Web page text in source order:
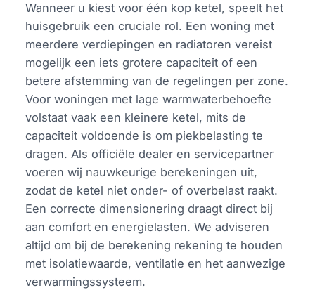
Wanneer u kiest voor één kop ketel, speelt het
huisgebruik een cruciale rol. Een woning met
meerdere verdiepingen en radiatoren vereist
mogelijk een iets grotere capaciteit of een
betere afstemming van de regelingen per zone.
Voor woningen met lage warmwaterbehoefte
volstaat vaak een kleinere ketel, mits de
capaciteit voldoende is om piekbelasting te
dragen. Als officiële dealer en servicepartner
voeren wij nauwkeurige berekeningen uit,
zodat de ketel niet onder- of overbelast raakt.
Een correcte dimensionering draagt direct bij
aan comfort en energielasten. We adviseren
altijd om bij de berekening rekening te houden
met isolatiewaarde, ventilatie en het aanwezige
verwarmingssysteem.